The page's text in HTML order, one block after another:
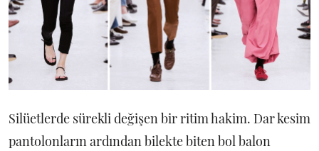
Silüetlerde sürekli değişen bir ritim hakim. Dar kesim
pantolonların ardından bilekte biten bol balon